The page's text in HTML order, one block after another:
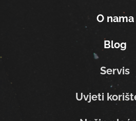
O nama
Blog
Servis
Uvjeti